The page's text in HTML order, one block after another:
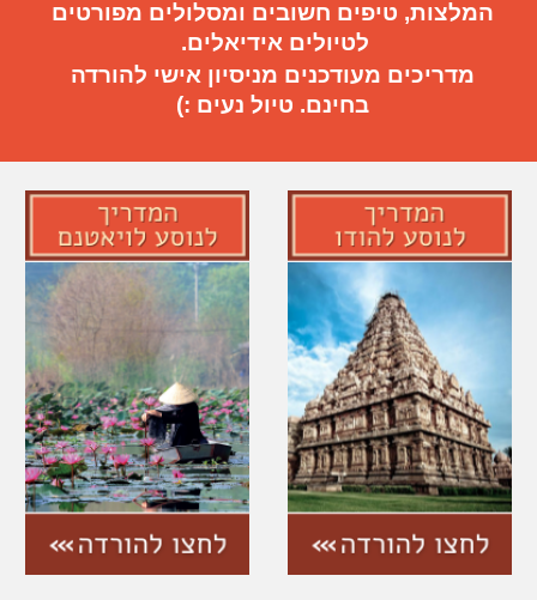
המלצות, טיפים חשובים ומסלולים מפורטים
לטיולים אידיאלים.
מדריכים מעודכנים מניסיון אישי להורדה
בחינם. טיול נעים :)